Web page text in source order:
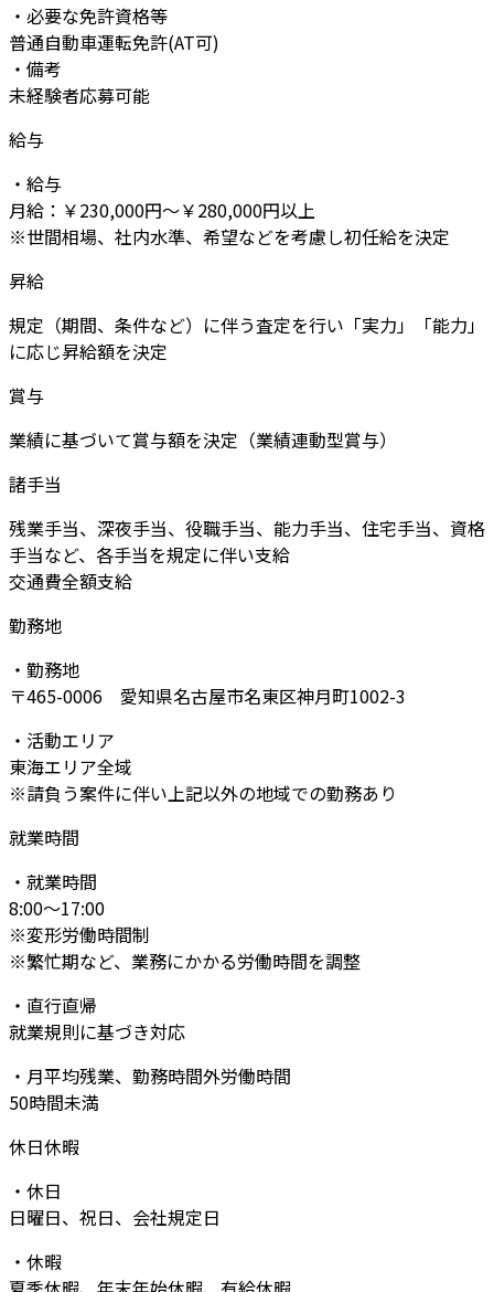
・必要な免許資格等
普通自動車運転免許(AT可)
・備考
未経験者応募可能
給与
・給与
月給：￥230,000円～￥280,000円以上
※世間相場、社内水準、希望などを考慮し初任給を決定
昇給
規定（期間、条件など）に伴う査定を行い「実力」「能力」
に応じ昇給額を決定
賞与
業績に基づいて賞与額を決定（業績連動型賞与）
諸手当
残業手当、深夜手当、役職手当、能力手当、住宅手当、資格
手当など、各手当を規定に伴い支給
交通費全額支給
勤務地
・勤務地
〒465-0006 愛知県名古屋市名東区神月町1002-3
・活動エリア
東海エリア全域
※請負う案件に伴い上記以外の地域での勤務あり
就業時間
・就業時間
8:00～17:00
※変形労働時間制
※繁忙期など、業務にかかる労働時間を調整
・直行直帰
就業規則に基づき対応
・月平均残業、勤務時間外労働時間
50時間未満
休日休暇
・休日
日曜日、祝日、会社規定日
・休暇